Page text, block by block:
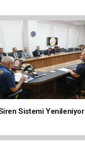
Sistemi Yenileniyor